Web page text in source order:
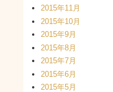
2015年11月
2015年10月
2015年9月
2015年8月
2015年7月
2015年6月
2015年5月